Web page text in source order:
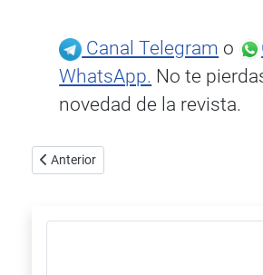
Canal Telegram o
WhatsApp. No te
novedad de la revista.
Artículo anterior: Nuevos auriculares
Anterior